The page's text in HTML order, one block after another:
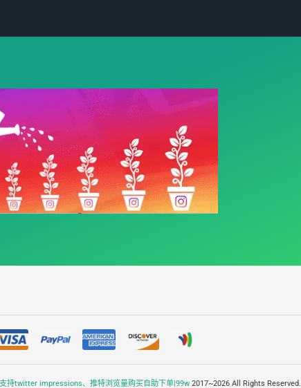
持twitter impressions、推特浏览量购买自助下单|99w2017~2026 All Rights Reserved.